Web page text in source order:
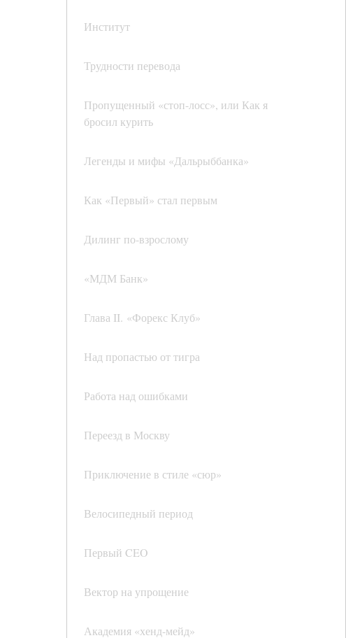
Институт
Трудности перевода
Пропущенный «стоп-лосс», или Как я
бросил курить
Легенды и мифы «Дальрыббанка»
Как «Первый» стал первым
Дилинг по-взрослому
«МДМ Банк»
Глава II. «Форекс Клуб»
Над пропастью от тигра
Работа над ошибками
Переезд в Москву
Приключение в стиле «сюр»
Велосипедный период
Первый CEO
Вектор на упрощение
Академия «хенд-мейд»